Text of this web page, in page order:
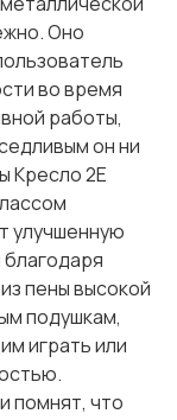
Оно
во время
работы,
он ни
Кресло 2E
улучшенную
пены высокой
подушкам,
играть или
помнят, что